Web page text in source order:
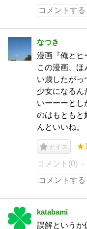
なつき
漫画『俺とヒ
この漫画、ほ
い歳したがっ
少女になる
いーーーと
のはもともと
んといいね。
ナイス
コメント(0)
katabami
誤解というか